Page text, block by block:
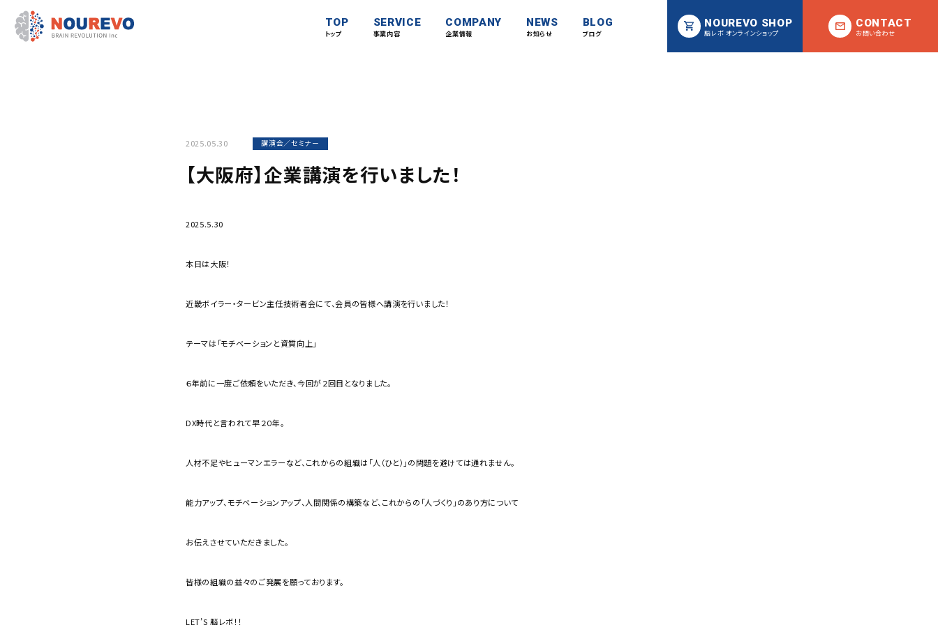
TOP
トップ
SERVICE
事業内容
COMPANY
企業情報
NEWS
お知らせ
BLOG
ブログ
NOUREVO SHOP
脳レボ オンラインショップ
CONTACT
お問い合わせ
2025.05.30 講演会／セミナー
【大阪府】企業講演を行いました！
2025.5.30
本日は大阪！
近畿ボイラー・タービン主任技術者会にて、会員の皆様へ講演を行いました！
テーマは「モチベーションと資質向上」
６年前に一度ご依頼をいただき、今回が２回目となりました。
DX時代と言われて早２０年。
人材不足やヒューマンエラーなど、これからの組織は「人（ひと）」の問題を避けては通れません。
能力アップ、モチベーションアップ、人間関係の構築など、これからの「人づくり」のあり方について
お伝えさせていただきました。
皆様の組織の益々のご発展を願っております。
LET’S 脳レボ！！